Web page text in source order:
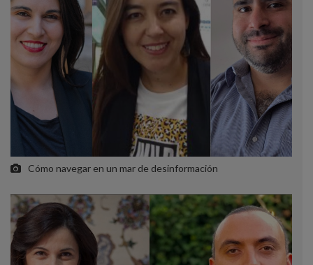
Cómo navegar en un mar de desinformación